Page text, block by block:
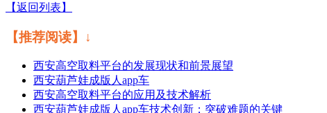
【返回列表】
【推荐阅读】↓
西安高空取料平台的发展现状和前景展望
西安葫芦娃成版人app车
西安高空取料平台的应用及技术解析
西安葫芦娃成版人app车技术创新：突破难题的关键